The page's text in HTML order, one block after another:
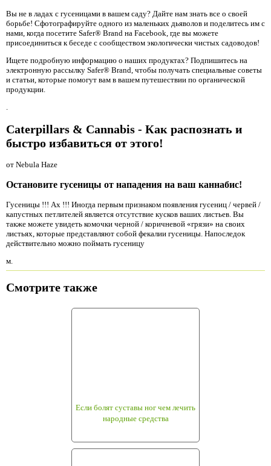
Вы не в ладах с гусеницами в вашем саду? Дайте нам знать все о своей
борьбе! Сфотографируйте одного из маленьких дьяволов и поделитесь им с
нами, когда посетите Safer® Brand на Facebook, где вы можете
присоединиться к беседе с сообществом экологически чистых садоводов!
Ищете подробную информацию о наших продуктах? Подпишитесь на
электронную рассылку Safer® Brand, чтобы получать специальные советы
и статьи, которые помогут вам в вашем путешествии по органической
продукции.
.
Caterpillars & Cannabis - Как распознать и
быстро избавиться от этого!
от Nebula Haze
Остановите гусеницы от нападения на ваш каннабис!
Гусеницы !!! Ах !!! Иногда первым признаком появления гусениц / червей /
капустных петлителей является отсутствие кусков ваших листьев. Вы
также можете увидеть комочки черной / коричневой «грязи» на своих
листьях, которые представляют собой фекалии гусеницы. Напоследок
действительно можно поймать гусеницу
м.
Смотрите также
Если болят суставы ног чем лечить
народные средства